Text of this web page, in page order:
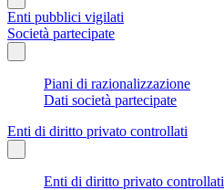
Enti pubblici vigilati
Società partecipate
Piani di razionalizzazione
Dati società partecipate
Enti di diritto privato controllati
Enti di diritto privato controllati